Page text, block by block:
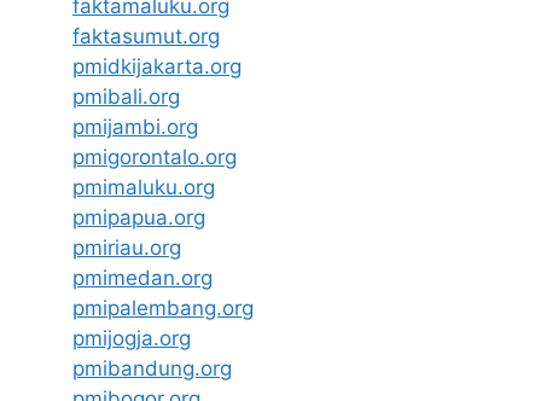
faktamaluku.org
faktasumut.org
pmidkijakarta.org
pmibali.org
pmijambi.org
pmigorontalo.org
pmimaluku.org
pmipapua.org
pmiriau.org
pmimedan.org
pmipalembang.org
pmijogja.org
pmibandung.org